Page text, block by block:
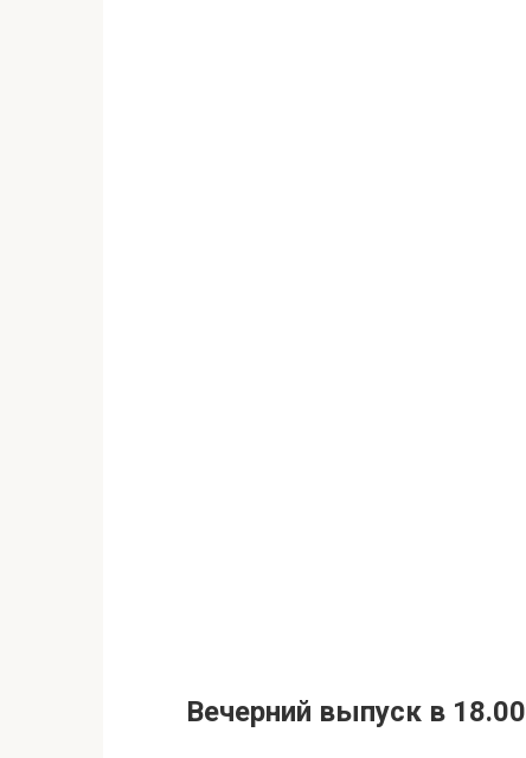
Вечерний выпуск в 18.00